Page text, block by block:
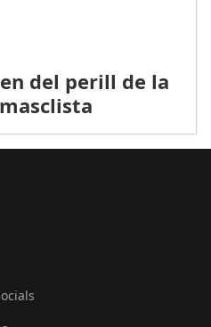
del perill de la